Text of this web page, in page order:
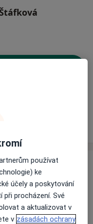
nejsou k dispozici
žádné informace o
používat
ke
účely a poskytování
při procházení. Své
a aktualizovat v
v zásadách ochrany